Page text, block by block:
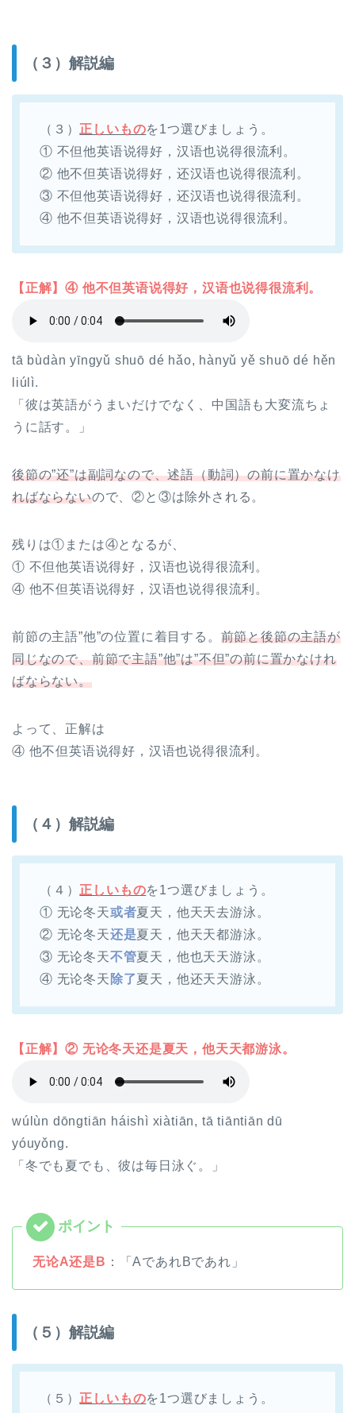
（３）解説編
（３） 正しいものを1つ選びましょう。
① 不但他英语说得好，汉语也说得很流利。
② 他不但英语说得好，还汉语也说得很流利。
③ 不但他英语说得好，还汉语也说得很流利。
④ 他不但英语说得好，汉语也说得很流利。
【正解】④ 他不但英语说得好，汉语也说得很流利。
tā bùdàn yīngyǔ shuō dé hǎo, hànyǔ yě shuō dé hěn
liúlì.
「彼は英語がうまいだけでなく、中国語も大変流ちょ
うに話す。」
後節の”还”は副詞なので、述語（動詞）の前に置かなけ
ればならないので、②と③は除外される。
残りは①または④となるが、
① 不但他英语说得好，汉语也说得很流利。
④ 他不但英语说得好，汉语也说得很流利。
前節の主語”他”の位置に着目する。 前節と後節の主語が
同じなので、前節で主語”他”は”不但”の前に置かなけれ
ばならない。
よって、正解は
④ 他不但英语说得好，汉语也说得很流利。
（４）解説編
（４） 正しいものを1つ選びましょう。
① 无论冬天或者夏天，他天天去游泳。
② 无论冬天还是夏天，他天天都游泳。
③ 无论冬天不管夏天，他也天天游泳。
④ 无论冬天 除了夏天，他还天天游泳。
【正解】② 无论冬天还是夏天，他天天都游泳。
wúlùn dōngtiān háishì xiàtiān, tā tiāntiān dū
yóuyǒng.
「冬でも夏でも、彼は毎日泳ぐ。」
无论A还是B ：「AであれBであれ」
（５）解説編
（５） 正しいものを1つ選びましょう。